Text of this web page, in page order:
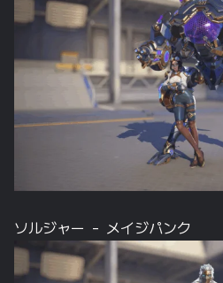
ソルジャー – メイジパンク